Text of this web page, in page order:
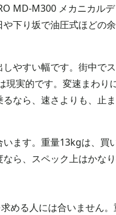
MD-M300 メカニカル
下り坂で油圧式ほどの
やすい幅です。街中で
現実的です。変速まわり
なら、速さよりも、止
ます。重量13kgは、買
ら、スペック上はかなり
める人には合いません